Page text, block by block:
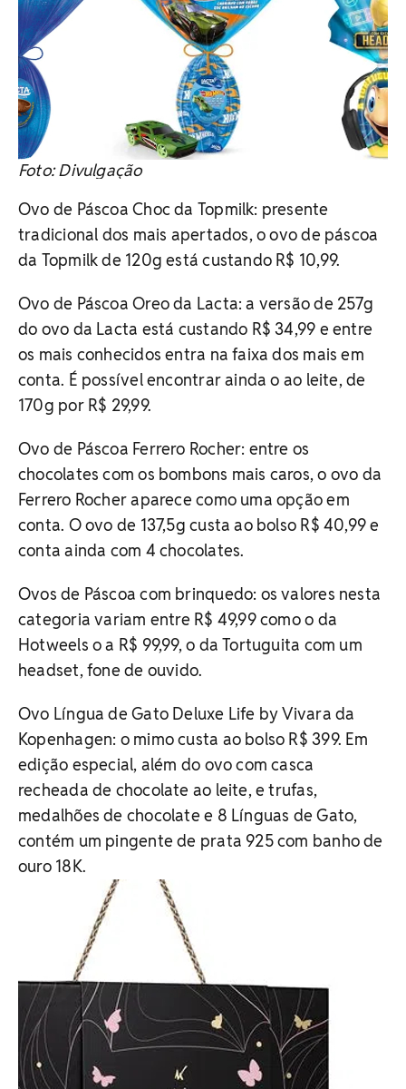
Foto: Divulgação
Ovo de Páscoa Choc da Topmilk: presente
tradicional dos mais apertados, o ovo de páscoa
da Topmilk de 120g está custando R$ 10,99.
Ovo de Páscoa Oreo da Lacta: a versão de 257g
do ovo da Lacta está custando R$ 34,99 e entre
os mais conhecidos entra na faixa dos mais em
conta. É possível encontrar ainda o ao leite, de
170g por R$ 29,99.
Ovo de Páscoa Ferrero Rocher: entre os
chocolates com os bombons mais caros, o ovo da
Ferrero Rocher aparece como uma opção em
conta. O ovo de 137,5g custa ao bolso R$ 40,99 e
conta ainda com 4 chocolates.
Ovos de Páscoa com brinquedo: os valores nesta
categoria variam entre R$ 49,99 como o da
Hotweels o a R$ 99,99, o da Tortuguita com um
headset, fone de ouvido.
Ovo Língua de Gato Deluxe Life by Vivara da
Kopenhagen: o mimo custa ao bolso R$ 399. Em
edição especial, além do ovo com casca
recheada de chocolate ao leite, e trufas,
medalhões de chocolate e 8 Línguas de Gato,
contém um pingente de prata 925 com banho de
ouro 18K.